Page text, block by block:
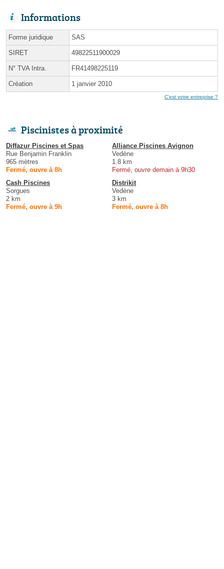
Informations
Forme juridique SAS
SIRET 49822511900029
N° TVA Intra. FR41498225119
Création 1 janvier 2010
C'est votre entreprise ?
Piscinistes à proximité
Diffazur Piscines et Spas
Rue Benjamin Franklin
965 mètres
Fermé, ouvre à 8h
Alliance Piscines Avignon
Vedène
1.8 km
Fermé, ouvre demain à 9h30
Cash Piscines
Sorgues
2 km
Fermé, ouvre à 9h
Distrikit
Vedène
3 km
Fermé, ouvre à 8h